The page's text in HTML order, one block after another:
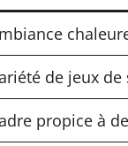
de jeux
propice à